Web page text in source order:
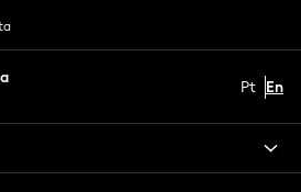
Short Sets
Pt En